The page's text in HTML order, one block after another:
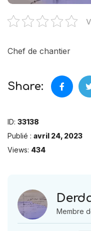
Chef de chantier
Share:
ID: 33138
Publié : avril 24, 2023
Views: 434
Membre